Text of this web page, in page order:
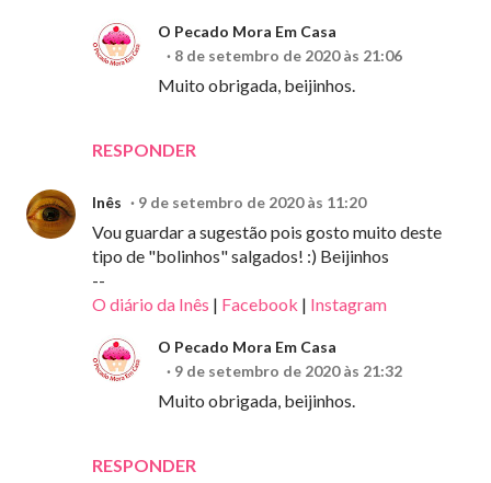
RESPONDER
O Pecado Mora Em Casa
8 de setembro de 2020 às 21:06
Muito obrigada, beijinhos.
Inês 9 de setembro de 2020 às 11:20
Vou guardar a sugestão pois gosto muito deste
tipo de "bolinhos" salgados! :) Beijinhos
--
O diário da Inês | Facebook | Instagram
RESPONDER
O Pecado Mora Em Casa
9 de setembro de 2020 às 21:32
Muito obrigada, beijinhos.